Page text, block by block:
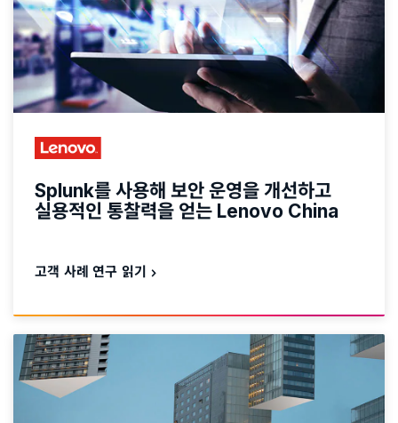
Splunk를 사용해 보안 운영을 개선하고
실용적인 통찰력을 얻는 Lenovo China
고객 사례 연구 읽기